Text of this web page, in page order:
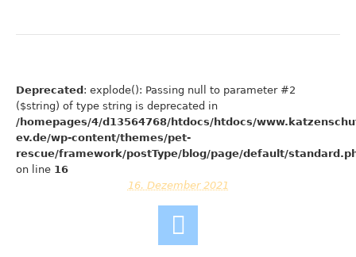
Deprecated: explode(): Passing null to parameter #2
($string) of type string is deprecated in
/homepages/4/d13564768/htdocs/htdocs/
ev.de/wp-content/themes/pet-
rescue/framework/postType/blog/page/default/
on line 16
16. Dezember 2021